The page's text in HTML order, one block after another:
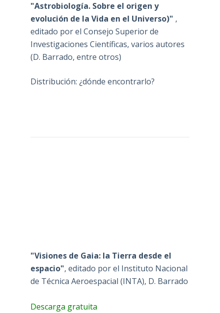
"Astrobiología. Sobre el origen y
evolución de la Vida en el Universo)" ,
editado por el Consejo Superior de
Investigaciones Científicas, varios autores
(D. Barrado, entre otros)
Distribución: ¿dónde encontrarlo?
"Visiones de Gaia: la Tierra desde el
espacio", editado por el Instituto Nacional
de Técnica Aeroespacial (INTA), D. Barrado
Descarga gratuita